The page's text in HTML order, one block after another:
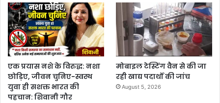
एक प्रयास नशे के विरुद्ध: नशा
छोड़िए, जीवन चुनिए-स्वस्थ
युवा ही सशक्त भारत की
पहचान: शिवानी गौर
मोबाइल टेस्टिंग वैन से की जा
रही खाद्य पदार्थों की जांच
August 5, 2026